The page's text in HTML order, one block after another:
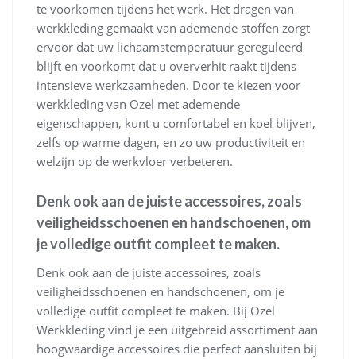
te voorkomen tijdens het werk. Het dragen van
werkkleding gemaakt van ademende stoffen zorgt
ervoor dat uw lichaamstemperatuur gereguleerd
blijft en voorkomt dat u oververhit raakt tijdens
intensieve werkzaamheden. Door te kiezen voor
werkkleding van Ozel met ademende
eigenschappen, kunt u comfortabel en koel blijven,
zelfs op warme dagen, en zo uw productiviteit en
welzijn op de werkvloer verbeteren.
Denk ook aan de juiste accessoires, zoals
veiligheidsschoenen en handschoenen, om
je volledige outfit compleet te maken.
Denk ook aan de juiste accessoires, zoals
veiligheidsschoenen en handschoenen, om je
volledige outfit compleet te maken. Bij Ozel
Werkkleding vind je een uitgebreid assortiment aan
hoogwaardige accessoires die perfect aansluiten bij